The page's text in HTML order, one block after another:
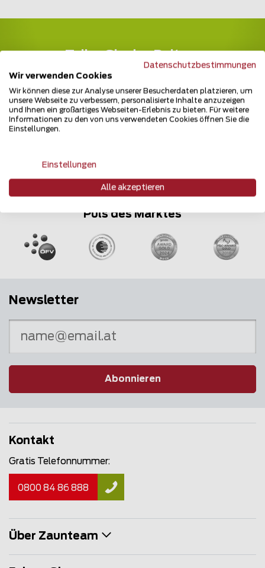
Erzählen Sie davon...
Mehrfach ausgezeichnet und immer am
Puls des Marktes
Newsletter
Abonnieren
Kontakt
Gratis Telefonnummer:
0800 84 86 888
Über Zaunteam
Datenschutzbestimmungen
Wir verwenden Cookies
Wir können diese zur Analyse unserer Besucherdaten platzieren, um
unsere Webseite zu verbessern, personalisierte Inhalte anzuzeigen
und Ihnen ein großartiges Webseiten-Erlebnis zu bieten. Für weitere
Informationen zu den von uns verwendeten Cookies öffnen Sie die
Einstellungen.
Einstellungen
Alle akzeptieren